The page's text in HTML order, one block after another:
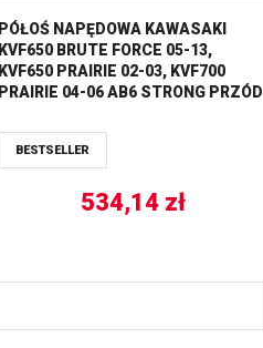
PÓŁOŚ NAPĘDOWA KAWASAKI
KVF650 BRUTE FORCE 05-13,
KVF650 PRAIRIE 02-03, KVF700
PRAIRIE 04-06 AB6 STRONG PRZÓD
BESTSELLER
534,14 zł